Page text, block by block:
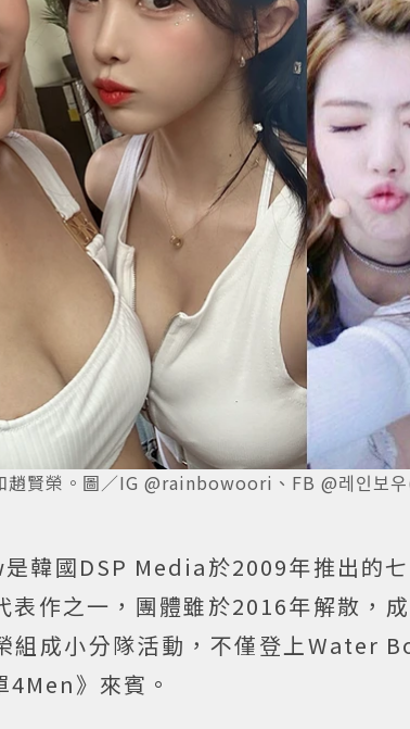
趙賢榮。圖／IG @rainbowoori、FB @레인보
韓國DSP Media於2009年推出的
表作之一，團體雖於2016年解散，
組成小分隊活動，不僅登上Water
4Men》來賓。